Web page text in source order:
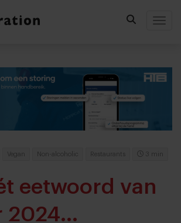
Vegan Non-alcoholic Restaurants 3 min
eetwoord van
2024...